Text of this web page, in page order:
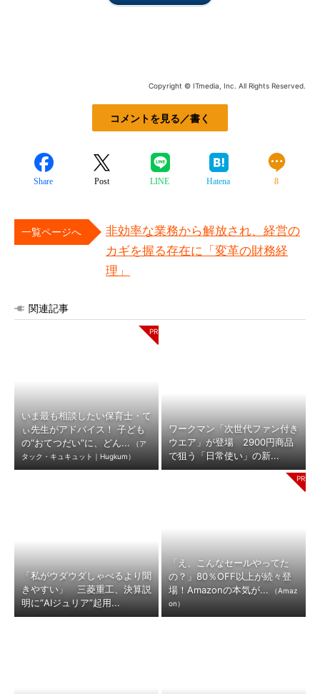
Copyright © ITmedia, Inc. All Rights Reserved.
コメントを見る／書く
Share Post LINE Hatena 8
一覧ページへ
非効率な業務から解放され、経営の
カギを握る存在に「変革の財務経
理」
関連記事
いま最も相談したい保育士・て
ぃ先生がアドバイス！ 子ども
の“おてつだい”に、どん...
（ア
タック・キュキュット｜Hugkum）
ワークマン「次世代ファン付き
ウエア」が登場 2900円商品
で狙う「日常使い」の新...
「私がウダウダしゃべるより聞
きやすい」 三菱重工、決算説
明に“AIジュリア”起用...
「え、こんなセールやってた
の？」80％OFF以上が続々登
場！Amazonの本気が...
（Amaz
on）